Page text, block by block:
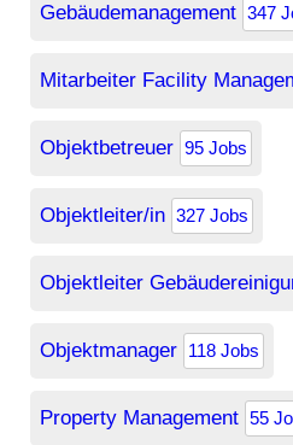
Gebäudemanagement 347
Mitarbeiter Facility
Objektbetreuer 95 Jobs
Objektleiter/in 327 Jobs
Objektleiter
Objektmanager 118 Jobs
Property Management 55